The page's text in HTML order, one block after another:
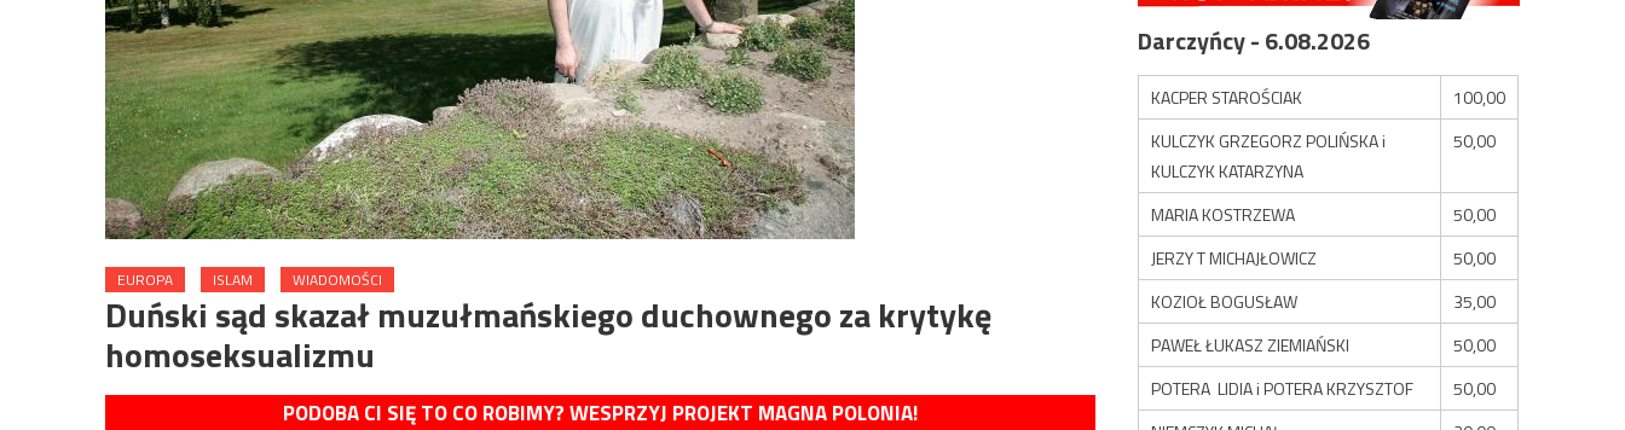
EUROPA ISLAM WIADOMOŚCI
Duński sąd skazał muzułmańskiego duchownego za krytykę
homoseksualizmu
PODOBA CI SIĘ TO CO ROBIMY? WESPRZYJ PROJEKT MAGNA POLONIA!
Darczyńcy - 6.08.2026
KACPER STAROŚCIAK
100,00
KULCZYK GRZEGORZ POLIŃSKA i
KULCZYK KATARZYNA
50,00
MARIA KOSTRZEWA
50,00
JERZY T MICHAJŁOWICZ
50,00
KOZIOŁ BOGUSŁAW
35,00
PAWEŁ ŁUKASZ ZIEMIAŃSKI
50,00
POTERA LIDIA i POTERA KRZYSZTOF
50,00